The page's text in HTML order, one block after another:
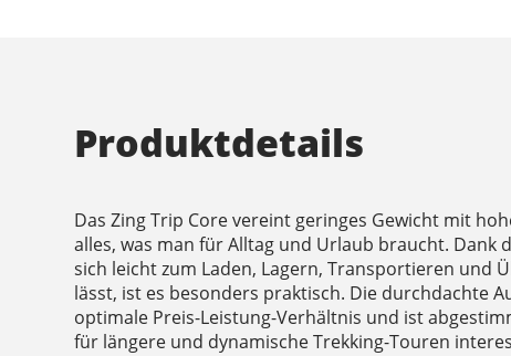
Produktdetails
Das Zing Trip Core vereint geringes Gewicht mit
alles, was man für Alltag und Urlaub braucht. Dank
sich leicht zum Laden, Lagern, Transportieren und
lässt, ist es besonders praktisch. Die durchdachte
optimale Preis-Leistung-Verhältnis und ist
für längere und dynamische Trekking-Touren